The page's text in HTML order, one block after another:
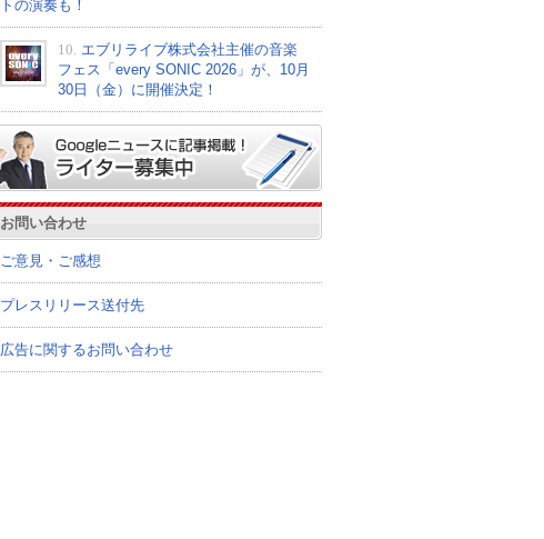
トの演奏も！
10. エブリライブ株式会社主催の音楽
フェス「every SONIC 2026」が、10月
30日（金）に開催決定！
お問い合わせ
ご意見・ご感想
プレスリリース送付先
広告に関するお問い合わせ